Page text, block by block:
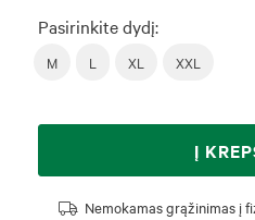
Pasirinkite dydį:
M L XL XXL
Į
Nemokamas grąžinimas į